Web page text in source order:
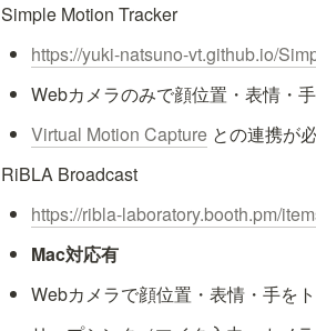
Simple Motion Tracker
https://yuki-natsuno-vt.github.io/
Webカメラのみで顔位置・表情・
Virtual Motion Capture との連携が
RiBLA Broadcast
https://ribla-laboratory.booth.pm/
Mac対応有
Webカメラで顔位置・表情・手を